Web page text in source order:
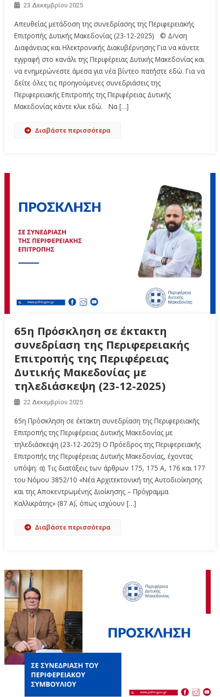
23 Δεκεμβρίου 2025
Απευθείας μετάδοση της συνεδρίασης της Περιφερειακής
Επιτροπής Δυτικής Μακεδονίας (23-12-2025) © Δ/νση
Διαφάνειας και Ηλεκτρονικής Διακυβέρνησης Για να κάνετε
εγγραφή στο κανάλι της Περιφέρειας Δυτικής Μακεδονίας και
να ενημερώνεστε άμεσα για νέα βίντεο πατήστε εδώ. Για να
δείτε όλες τις προηγούμενες συνεδριάσεις της
Περιφερειακής Επιτροπής της Περιφέρειας Δυτικής
Μακεδονίας κάντε κλικ εδώ. Να […]
Διαβάστε περισσότερα
65η Πρόσκληση σε έκτακτη
συνεδρίαση της Περιφερειακής
Επιτροπής της Περιφέρειας
Δυτικής Μακεδονίας με
τηλεδιάσκεψη (23-12-2025)
22 Δεκεμβρίου 2025
65η Πρόσκληση σε έκτακτη συνεδρίαση της Περιφερειακής
Επιτροπής της Περιφέρειας Δυτικής Μακεδονίας με
τηλεδιάσκεψη (23-12-2025) Ο Πρόεδρος της Περιφερειακής
Επιτροπής της Περιφέρειας Δυτικής Μακεδονίας, έχοντας
υπόψη: α) Τις διατάξεις των άρθρων 175, 175 Α, 176 και 177
του Νόμου 3852/10 «Νέα Αρχιτεκτονική της Αυτοδιοίκησης
και της Αποκεντρωμένης Διοίκησης – Πρόγραμμα
Καλλικράτης» (87 Α΄), όπως ισχύουν […]
Διαβάστε περισσότερα